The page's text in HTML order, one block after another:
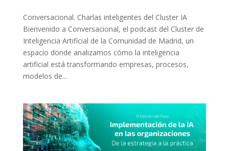
Conversacional. Charlas inteligentes del Cluster IA
Bienvenido a Conversacional, el podcast del Cluster de
Inteligencia Artificial de la Comunidad de Madrid, un
espacio donde analizamos cómo la inteligencia
artificial está transformando empresas, procesos,
modelos de...